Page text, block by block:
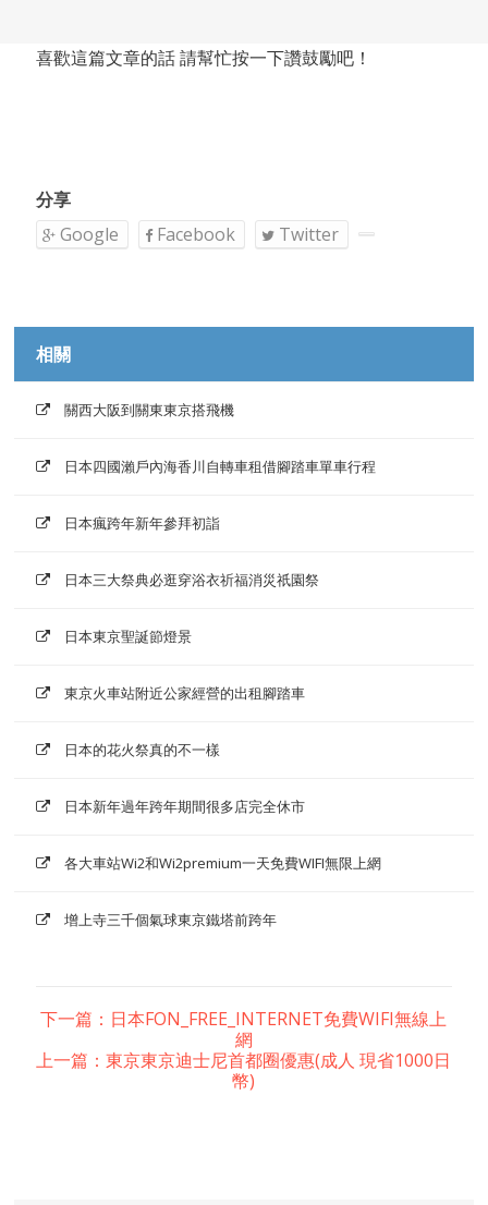
喜歡這篇文章的話 請幫忙按一下讚鼓勵吧！
分享
Google
Facebook Twitter
相關
關西大阪到關東東京搭飛機
日本四國瀨戶內海香川自轉車租借腳踏車單車行程
日本瘋跨年新年參拜初詣
日本三大祭典必逛穿浴衣祈福消災祇園祭
日本東京聖誕節燈景
東京火車站附近公家經營的出租腳踏車
日本的花火祭真的不一樣
日本新年過年跨年期間很多店完全休市
各大車站Wi2和Wi2premium一天免費WIFI無限上網
增上寺三千個氣球東京鐵塔前跨年
下一篇：日本FON_FREE_INTERNET免費WIFI無線上
網
上一篇：東京東京迪士尼首都圈優惠(成人 現省1000日
幣)